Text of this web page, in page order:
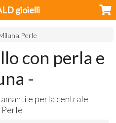
gioielli
Perle
con perla e
-
e perla centrale